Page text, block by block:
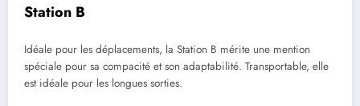
Station B
Idéale pour les déplacements, la Station B mérite une mention
spéciale pour sa compacité et son adaptabilité. Transportable, elle
est idéale pour les longues sorties.